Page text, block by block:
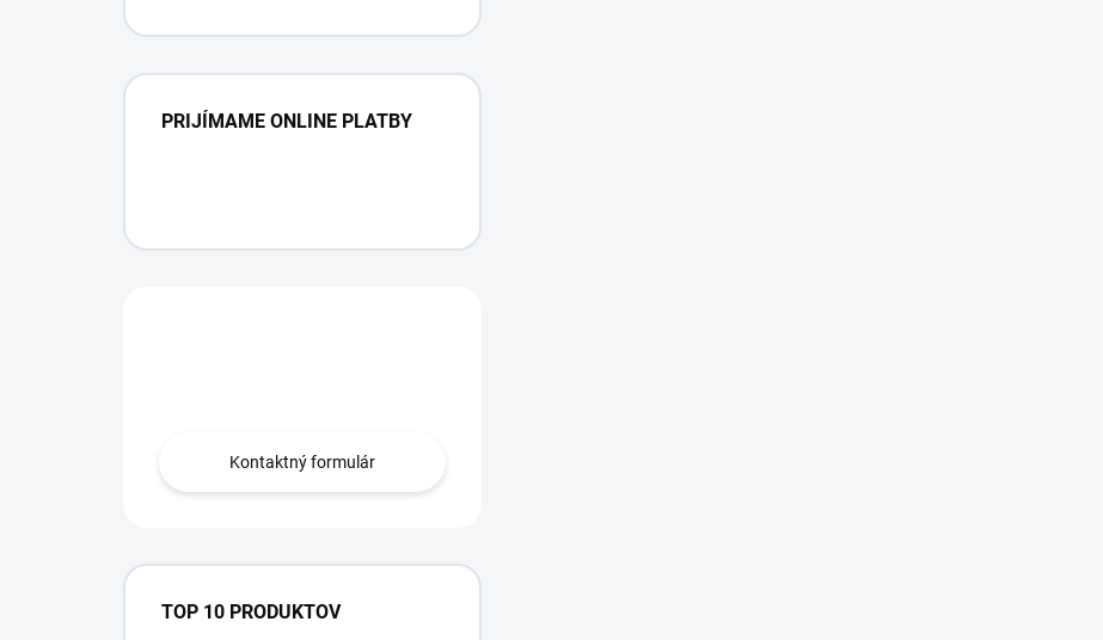
PRIJÍMAME ONLINE PLATBY
Kontaktný formulár
TOP 10 PRODUKTOV